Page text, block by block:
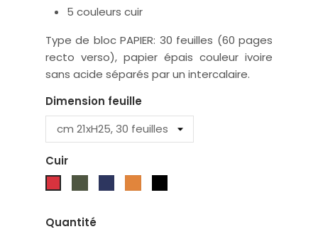
5 couleurs cuir
Type de bloc PAPIER: 30 feuilles (60 pages
recto verso), papier épais couleur ivoire
sans acide séparés par un intercalaire.
Dimension feuille
Cuir
Quantité